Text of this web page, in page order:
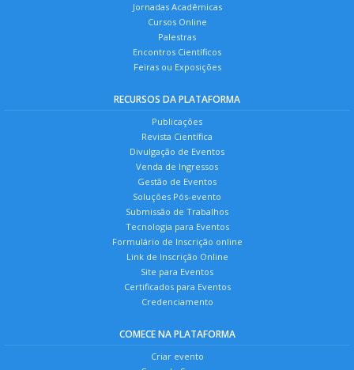
Jornadas Acadêmicas
Cursos Online
Palestras
Encontros Científicos
Feiras ou Exposições
RECURSOS DA PLATAFORMA
Publicações
Revista Científica
Divulgação de Eventos
Venda de Ingressos
Gestão de Eventos
Soluções Pós-evento
Submissão de Trabalhos
Tecnologia para Eventos
Formulário de Inscrição online
Link de Inscrição Online
Site para Eventos
Certificados para Eventos
Credenciamento
COMECE NA PLATAFORMA
Criar evento